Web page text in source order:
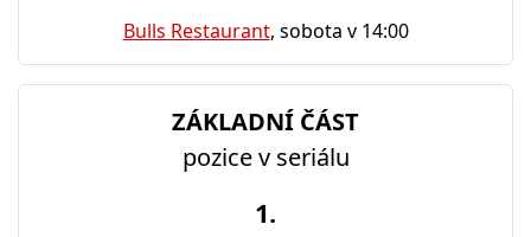
Bulls Restaurant, sobota v 14:00
ZÁKLADNÍ ČÁST
pozice v seriálu
1.